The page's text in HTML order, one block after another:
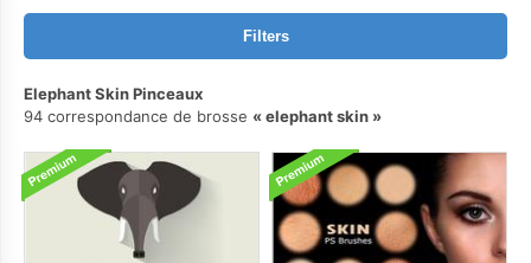
Filters
Elephant Skin Pinceaux
94 correspondance de brosse
elephant skin